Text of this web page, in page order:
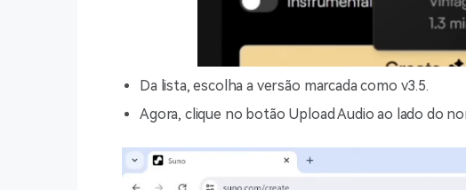
Da lista, escolha a versão marcada como v3.5.
Agora, clique no botão Upload Audio ao lado do